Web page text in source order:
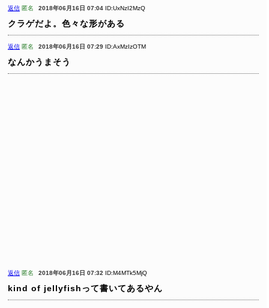
返信 匿名 2018年06月16日 07:04 ID:UxNzI2MzQ
クラゲだよ。色々な形がある
返信 匿名 2018年06月16日 07:29 ID:AxMzIzOTM
なんかうまそう
返信 匿名 2018年06月16日 07:32 ID:M4MTk5MjQ
kind of jellyfishって書いてあるやん